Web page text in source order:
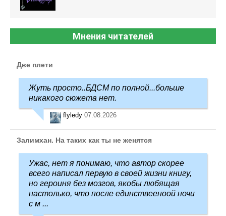
Мнения читателей
Две плети
Жуть просто..БДСМ по полной...больше
никакого сюжета нет.
flyledy 07.08.2026
Залимхан. На таких как ты не женятся
Ужас, нет я понимаю, что автор скорее
всего написал первую в своей жизни книгу,
но героиня без мозгов, якобы любящая
настолько, что после единствееноой ночи
с м ...